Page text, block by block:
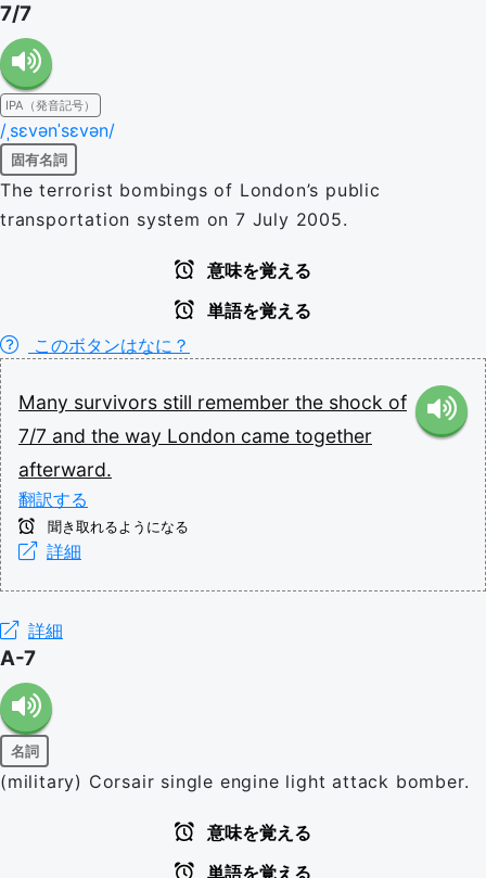
7/7
IPA（発音記号）
/ˌsɛvənˈsɛvən/
固有名詞
The terrorist bombings of London’s public
transportation system on 7 July 2005.
意味を覚える
単語を覚える
このボタンはなに？
Many survivors still remember the shock of
7/7 and the way London came together
afterward.
翻訳する
聞き取れるようになる
詳細
詳細
A-7
名詞
(military) Corsair single engine light attack bomber.
意味を覚える
単語を覚える